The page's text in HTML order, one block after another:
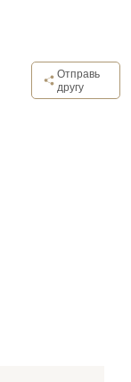
Отправь
другу